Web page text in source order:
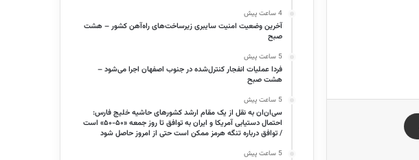
4 ساعت پیش
آخرین وضعیت امنیت سایبری زیرساخت‌های راه‌آهن کشور – هشت
صبح
5 ساعت پیش
فردا عملیات انفجار کنترل‌شده در جنوب اصفهان اجرا می‌شود –
هشت صبح
5 ساعت پیش
سی‌ان‌ان به نقل از یک مقام ارشد کشورهای حاشیه خلیج فارس:
احتمال دستیابی آمریکا و ایران به توافق تا روز جمعه «۵۰-۵۰» است
/ توافق درباره تنگه هرمز ممکن است حتی از امروز حاصل شود
5 ساعت پیش